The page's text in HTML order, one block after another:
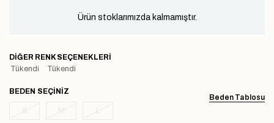
Ürün stoklarımızda kalmamıştır.
DIĞER RENK SEÇENEKLERI
Tükendi
Tükendi
Beden Tablosu
BEDEN